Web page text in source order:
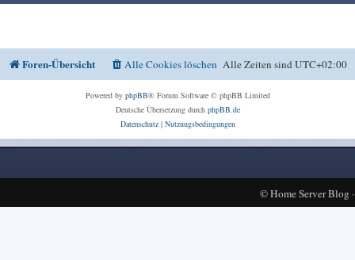
Foren-Übersicht Alle Zeiten sindUTC+02:00
Alle Cookies löschen
Powered by phpBB® Forum Software © phpBB Limited
Deutsche Übersetzung durch phpBB.de
Datenschutz| Nutzungsbedingungen
©Home Server Blog